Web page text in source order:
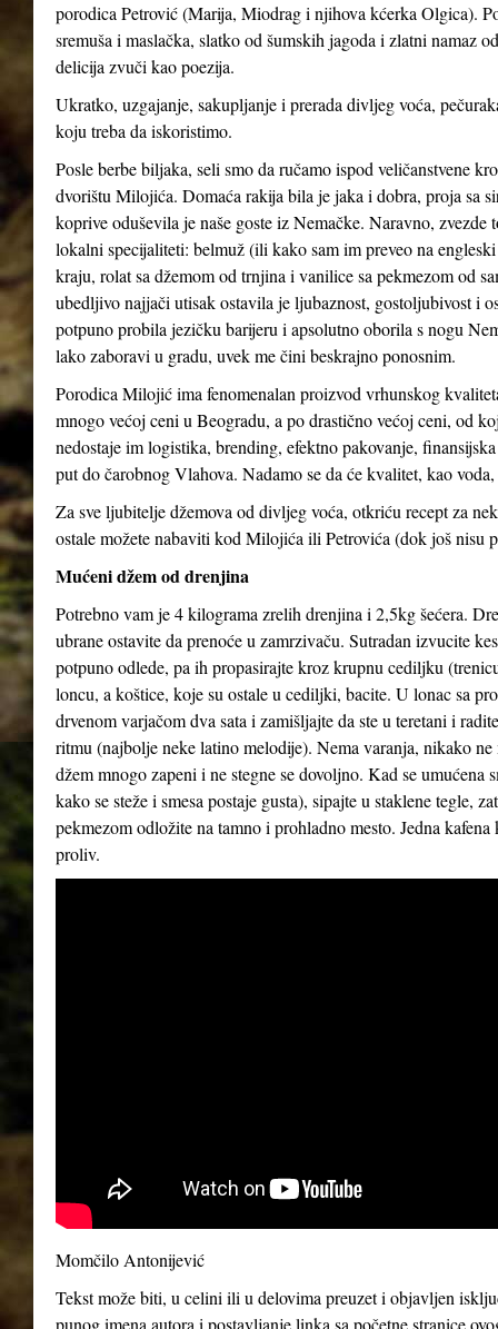
porodica Petrović (Marija, Miodrag i njihova kćerka Olgica).
sremuša i maslačka, slatko od šumskih jagoda i zlatni namaz
delicija zvuči kao poezija.
Ukratko, uzgajanje, sakupljanje i prerada divljeg voća,
koju treba da iskoristimo.
Posle berbe biljaka, seli smo da ručamo ispod veličanstvene
dvorištu Milojića. Domaća rakija bila je jaka i dobra, proja sa
koprive oduševila je naše goste iz Nemačke. Naravno,
lokalni specijaliteti: belmuž (ili kako sam im preveo na
kraju, rolat sa džemom od trnjina i vanilice sa pekmezom od
ubedljivo najjači utisak ostavila je ljubaznost, gostoljubivost i
potpuno probila jezičku barijeru i apsolutno oborila s nogu
lako zaboravi u gradu, uvek me čini beskrajno ponosnim.
Porodica Milojić ima fenomenalan proizvod vrhunskog
mnogo većoj ceni u Beogradu, a po drastično većoj ceni, od
nedostaje im logistika, brending, efektno pakovanje,
put do čarobnog Vlahova. Nadamo se da će kvalitet, kao
Za sve ljubitelje džemova od divljeg voća, otkriću recept za
ostale možete nabaviti kod Milojića ili Petrovića (dok još nisu
Mućeni džem od drenjina
Potrebno vam je 4 kilograma zrelih drenjina i 2,5kg šećera.
ubrane ostavite da prenoće u zamrzivaču. Sutradan izvucite
potpuno odlede, pa ih propasirajte kroz krupnu cediljku
loncu, a koštice, koje su ostale u cediljki, bacite. U lonac sa
drvenom varjačom dva sata i zamišljajte da ste u teretani i
ritmu (najbolje neke latino melodije). Nema varanja, nikako
džem mnogo zapeni i ne stegne se dovoljno. Kad se umućena
kako se steže i smesa postaje gusta), sipajte u staklene tegle,
pekmezom odložite na tamno i prohladno mesto. Jedna
proliv.
Momčilo Antonijević
Tekst može biti, u celini ili u delovima preuzet i objavljen
punog imena autora i postavljanje linka sa početne stranice